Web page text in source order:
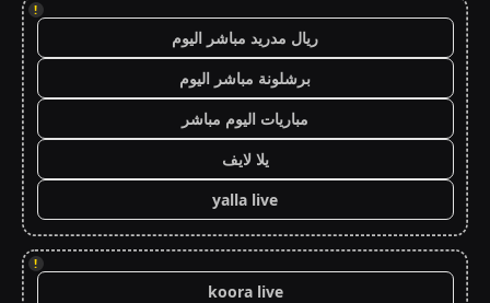
!
ريال مدريد مباشر اليوم
برشلونة مباشر اليوم
مباريات اليوم مباشر
يلا لايف
yalla live
!
koora live